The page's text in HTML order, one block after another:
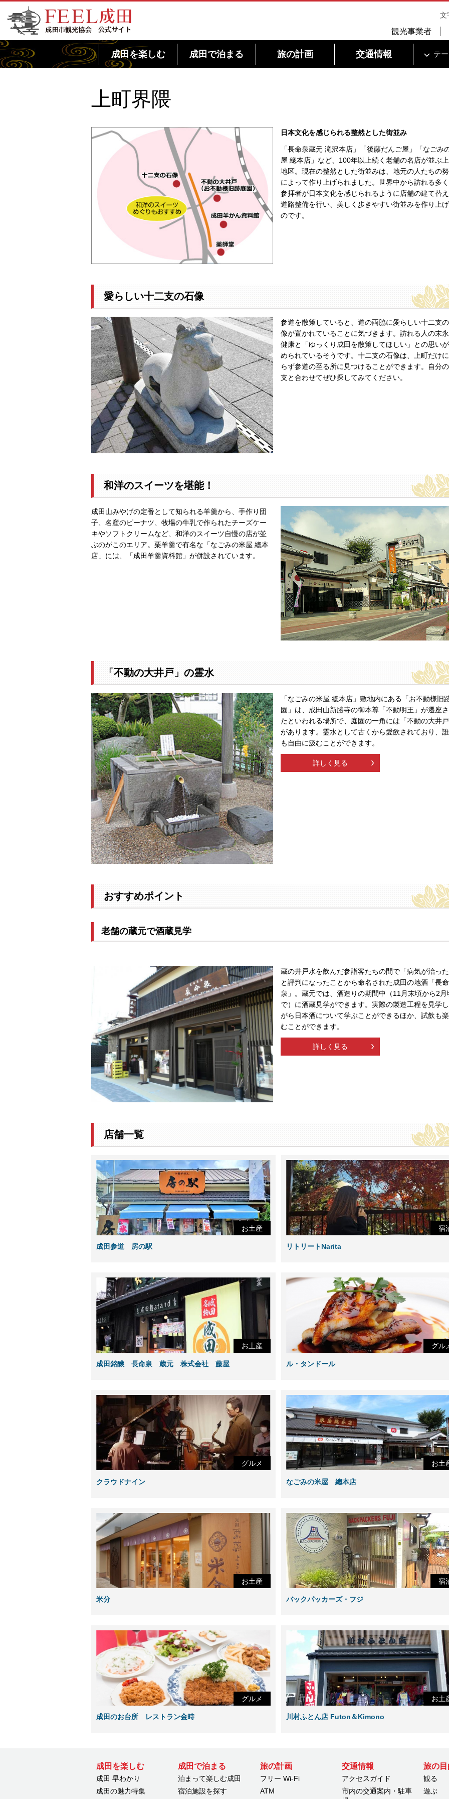
FEEL成田 成田市観光協会 公式サイト
文
観光事業者
成田を楽しむ 成田で泊まる 旅の計画 交通情報 テ
上町界隈
日本文化を感じられる整然とした街並み
「長命泉蔵元 滝沢本店」「後藤だんご屋」「なごみ
屋 總本店」など、100年以上続く老舗の名店が並ぶ
地区。現在の整然とした街並みは、地元の人たちの
によって作り上げられました。世界中から訪れる多
参拝者が日本文化を感じられるように店舗の建て替
道路整備を行い、美しく歩きやすい街並みを作り上
のです。
愛らしい十二支の石像
参道を散策していると、道の両脇に愛らしい十二支
像が置かれていることに気づきます。訪れる人の末
健康と「ゆっくり成田を散策してほしい」との思い
められているそうです。十二支の石像は、上町だけ
らず参道の至る所に見つけることができます。自分
支と合わせてぜひ探してみてください。
和洋のスイーツを堪能！
成田山みやげの定番として知られる羊羹から、手作り団
子、名産のピーナツ、牧場の牛乳で作られたチーズケー
キやソフトクリームなど、和洋のスイーツ自慢の店が並
ぶのがこのエリア。栗羊羹で有名な「なごみの米屋 總本
店」には、「成田羊羹資料館」が併設されています。
「不動の大井戸」の霊水
「なごみの米屋 總本店」敷地内にある「お不動様旧
園」は、成田山新勝寺の御本尊「不動明王」が遷座
たといわれる場所で、庭園の一角には「不動の大井
があります。霊水として古くから愛飲されており、
も自由に汲むことができます。
詳しく見る
おすすめポイント
老舗の蔵元で酒蔵見学
蔵の井戸水を飲んだ参詣客たちの間で「病気が治っ
と評判になったことから命名された成田の地酒「長命
泉」。蔵元では、酒造りの期間中（11月末頃から2月
で）に酒蔵見学ができます。実際の製造工程を見学
がら日本酒について学ぶことができるほか、試飲も
むことができます。
詳しく見る
店舗一覧
お土産
成田参道 房の駅
宿
リトリートNarita
お土産
成田銘醸 長命泉 蔵元 株式会社 藤屋
グル
ル・タンドール
グルメ
クラウドナイン
お土
なごみの米屋 總本店
お土産
米分
宿
バックパッカーズ・フジ
グルメ
成田のお台所 レストラン金時
お土
川村ふとん店 Futon＆Kimono
成田を楽しむ
成田 早わかり
成田の魅力特集
成田で泊まる
泊まって楽しむ成田
宿泊施設を探す
旅の計画
フリー Wi-Fi
ATM
交通情報
アクセスガイド
市内の交通案内・駐車
旅の
観る
遊ぶ